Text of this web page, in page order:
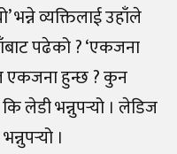
व्यक्तिलाई उहाँले
पढेको ? ‘एकजना
एकजना हुन्छ ? कुन
लेडी भन्नुपर्‍यो । लेडिज
।